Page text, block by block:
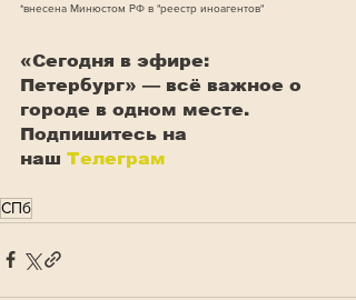
*внесена Минюстом РФ в "реестр иноагентов"
«Сегодня в эфире:
Петербург» — всё важное о
городе в одном месте.
Подпишитесь на
наш Телеграм
СПб